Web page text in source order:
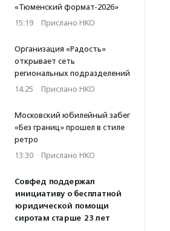
«Тюменский формат-2026»
15:19 · Прислано НКО
Организация «Радость»
открывает сеть
региональных подразделений
14:25 · Прислано НКО
Московский юбилейный забег
«Без границ» прошел в стиле
ретро
13:30 · Прислано НКО
Совфед поддержал
инициативу о бесплатной
юридической помощи
сиротам старше 23 лет